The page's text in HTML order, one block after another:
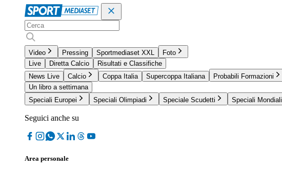
Video Pressing Sportmediaset XXL
Foto
Live
Diretta Calcio
Risultati e Classifiche
News Live
Calcio Coppa Italia Supercoppa Italiana Probabili Formazioni
Un libro a settimana
Speciali Europei
Speciali Olimpiadi Speciale Scudetti Speciali Mondiali
Seguici anche su
Area personale